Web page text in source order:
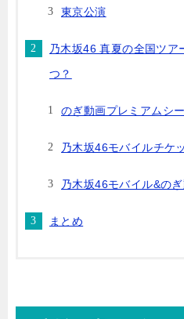
東京公演
乃木坂46 真夏の全国ツ
つ？
のぎ動画プレミアムシ
乃木坂46モバイルチケ
乃木坂46モバイル&の
まとめ